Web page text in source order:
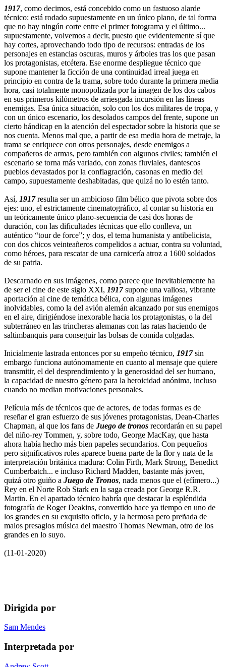
1917, como decimos, está concebido como un fastuoso alarde
técnico: está rodado supuestamente en un único plano, de tal forma
que no hay ningún corte entre el primer fotograma y el último...
supuestamente, volvemos a decir, puesto que evidentemente sí que
hay cortes, aprovechando todo tipo de recursos: entradas de los
personajes en estancias oscuras, muros y árboles tras los que pasan
los protagonistas, etcétera. Ese enorme despliegue técnico que
supone mantener la ficción de una continuidad irreal juega en
principio en contra de la trama, sobre todo durante la primera media
hora, casi totalmente monopolizada por la imagen de los dos cabos
en sus primeros kilómetros de arriesgada incursión en las líneas
enemigas. Esa única situación, solo con los dos militares de tropa, y
con un único escenario, los desolados campos del frente, supone un
cierto hándicap en la atención del espectador sobre la historia que se
nos cuenta. Menos mal que, a partir de esa media hora de metraje, la
trama se enriquece con otros personajes, desde enemigos a
compañeros de armas, pero también con algunos civiles; también el
escenario se torna más variado, con zonas fluviales, dantescos
pueblos devastados por la conflagración, casonas en medio del
campo, supuestamente deshabitadas, que quizá no lo estén tanto.
Así, 1917 resulta ser un ambicioso film bélico que pivota sobre dos
ejes: uno, el estrictamente cinematográfico, al contar su historia en
un teóricamente único plano-secuencia de casi dos horas de
duración, con las dificultades técnicas que ello conlleva, un
auténtico “tour de force”; y dos, el tema humanista y antibelicista,
con dos chicos veinteañeros compelidos a actuar, contra su voluntad,
como héroes, para rescatar de una carnicería atroz a 1600 soldados
de su patria.
Descarnado en sus imágenes, como parece que inevitablemente ha
de ser el cine de este siglo XXI, 1917 supone una valiosa, vibrante
aportación al cine de temática bélica, con algunas imágenes
inolvidables, como la del avión alemán alcanzado por sus enemigos
en el aire, dirigiéndose inexorable hacia los protagonistas, o la del
subterráneo en las trincheras alemanas con las ratas haciendo de
saltimbanquis para conseguir las bolsas de comida colgadas.
Inicialmente lastrada entonces por su empeño técnico, 1917 sin
embargo funciona autónomamente en cuanto al mensaje que quiere
transmitir, el del desprendimiento y la generosidad del ser humano,
la capacidad de nuestro género para la heroicidad anónima, incluso
cuando no median motivaciones personales.
Película más de técnicos que de actores, de todas formas es de
reseñar el gran esfuerzo de sus jóvenes protagonistas, Dean-Charles
Chapman, al que los fans de Juego de tronos recordarán en su papel
del niño-rey Tommen, y, sobre todo, George MacKay, que hasta
ahora había hecho más bien papeles secundarios. Con pequeños
pero significativos roles aparece buena parte de la flor y nata de la
interpretación británica madura: Colin Firth, Mark Strong, Benedict
Cumberbatch... e incluso Richard Madden, bastante más joven,
quizá otro guiño a Juego de Tronos, nada menos que el (efímero...)
Rey en el Norte Rob Stark en la saga creada por George R.R.
Martin. En el apartado técnico habría que destacar la espléndida
fotografía de Roger Deakins, convertido hace ya tiempo en uno de
los grandes en su exquisito oficio, y la hermosa pero preñada de
malos presagios música del maestro Thomas Newman, otro de los
grandes en lo suyo.
(11-01-2020)
Dirigida por
Sam Mendes
Interpretada por